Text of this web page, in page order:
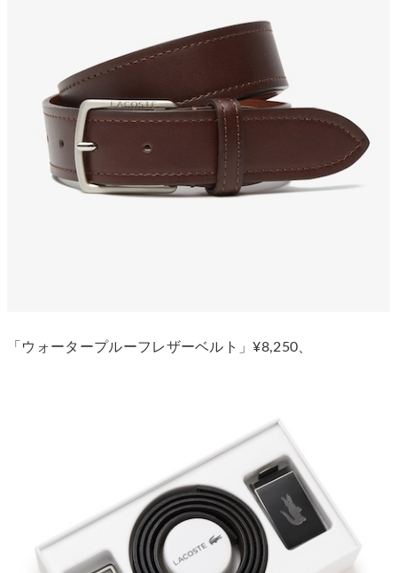
「ウォータープルーフレザーベルト」¥8,250、